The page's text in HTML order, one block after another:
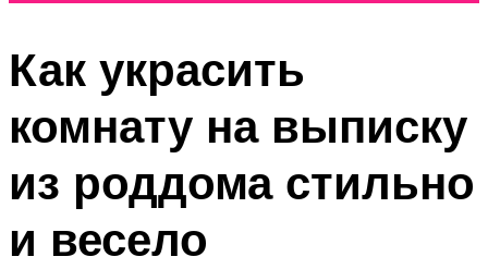
Как украсить
комнату на выписку
из роддома стильно
и весело